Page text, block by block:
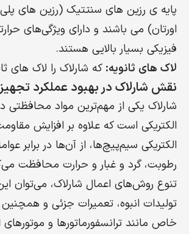
پایه ی رزین های سنتتیک (رزین های پلی
اورتان) می باشند و دارای ویژگی‌های
فیزیکی بسیار بالایی هستند.
لاک های ثانویه: که شارلاک را لاک های
نقش شارلاک در بهبود عملکرد
شارلاک یکی از مهم‌ترین مواد محافظتی
الکتریکی است که علاوه بر افزایش
الکتریکی سیم‌پیچ‌ها، از آن‌ها در برابر
رطوبت، گرد و غبار و حرارت محافظت
تنوع روش‌های اعمال شارلاک، می‌توان
تولیدات انبوه، تعمیرات جزئی و
خاص مانند ترانسفورماتورها و موتورهای